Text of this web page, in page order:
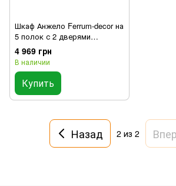
Шкаф Анжело Ferrum-decor на
5 полок с 2 дверями
1900x800x380 ДСП Белый 16
мм (ANG2105)
4 969 грн
В наличии
Купить
Назад 2 из 2